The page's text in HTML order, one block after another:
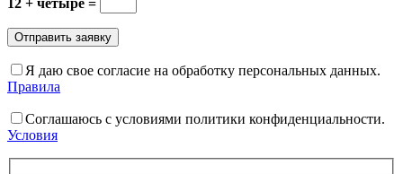
12 + четыре =
Я даю свое согласие на обработку персональных данных.
Правила
Соглашаюсь с условиями политики конфиденциальности.
Условия